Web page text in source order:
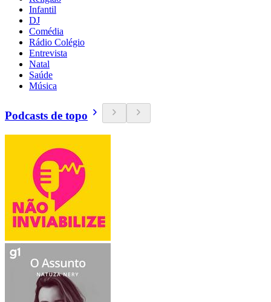
Infantil
DJ
Comédia
Rádio Colégio
Entrevista
Natal
Saúde
Música
Podcasts de topo